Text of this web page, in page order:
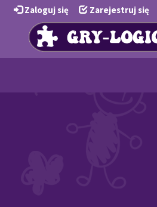
Zaloguj się Zarejestruj się